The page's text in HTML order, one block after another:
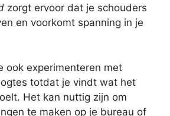
zorgt ervoor dat je schouders
en voorkomt spanning in je
ook experimenteren met
totdat je vindt wat het
Het kan nuttig zijn om
te maken op je bureau of